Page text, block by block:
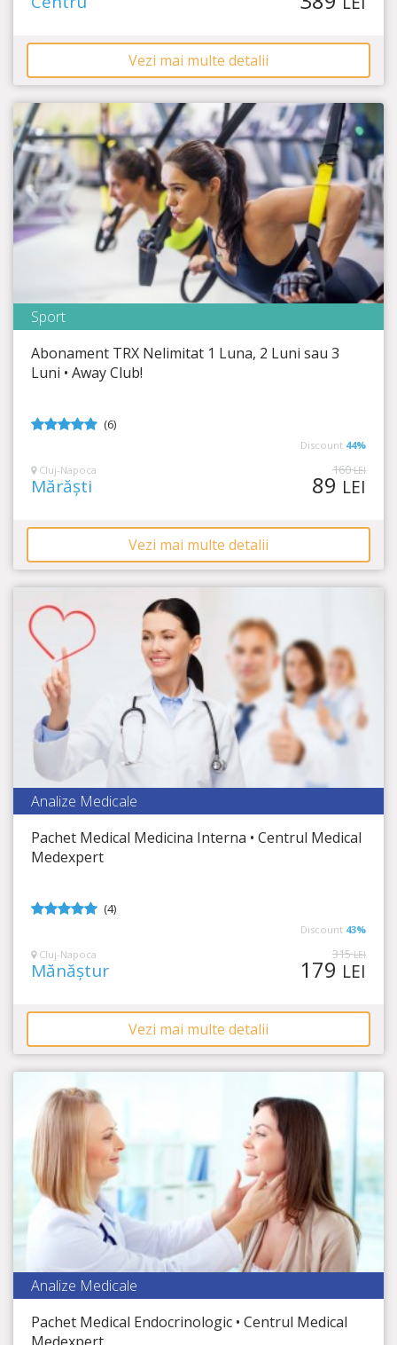
Vezi mai multe detalii
Timp Rămas
Sport
Abonament TRX Nelimitat 1 Luna, 2 Luni sau 3
Luni • Away Club!
(6)
Discount 44%
Cluj-Napoca
Mărăști
160LEI
89 LEI
Vezi mai multe detalii
Timp Rămas
Analize Medicale
Pachet Medical Medicina Interna • Centrul Medical
Medexpert
(4)
Discount 43%
Cluj-Napoca
Mănăștur
315LEI
179 LEI
Vezi mai multe detalii
Timp Rămas
Analize Medicale
Pachet Medical Endocrinologic • Centrul Medical